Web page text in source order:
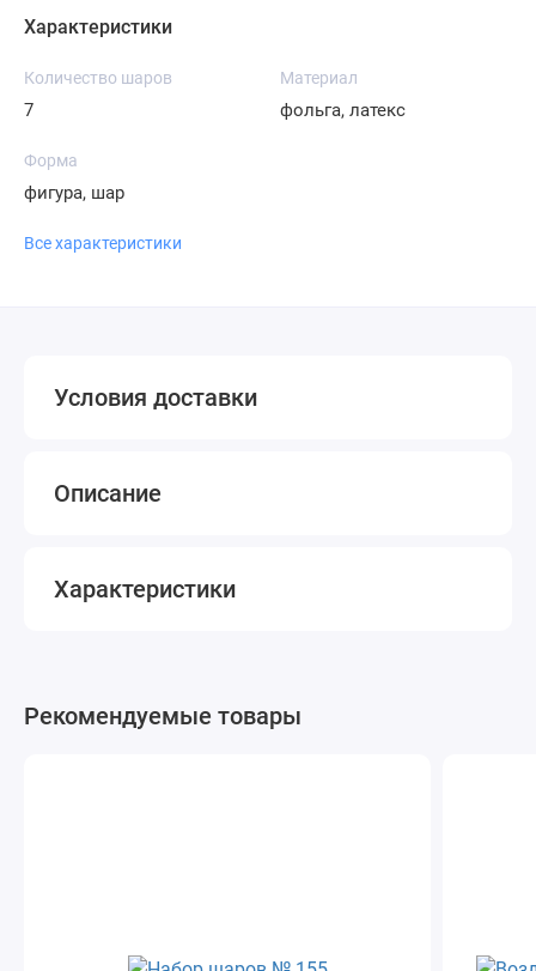
Характеристики
Количество шаров
7
Материал
фольга, латекс
Форма
фигура, шар
Все характеристики
Условия доставки
Описание
Характеристики
Рекомендуемые товары